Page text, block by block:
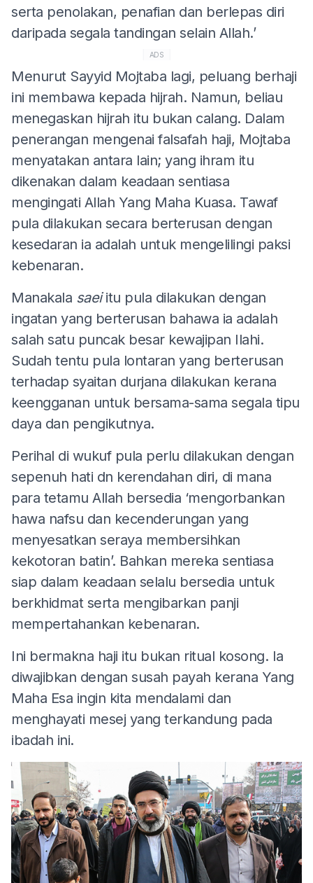
serta penolakan, penafian dan berlepas diri
daripada segala tandingan selain Allah.’
ADS
Menurut Sayyid Mojtaba lagi, peluang berhaji
ini membawa kepada hijrah. Namun, beliau
menegaskan hijrah itu bukan calang. Dalam
penerangan mengenai falsafah haji, Mojtaba
menyatakan antara lain; yang ihram itu
dikenakan dalam keadaan sentiasa
mengingati Allah Yang Maha Kuasa. Tawaf
pula dilakukan secara berterusan dengan
kesedaran ia adalah untuk mengelilingi paksi
kebenaran.
Manakala saeiitu pula dilakukan dengan
ingatan yang berterusan bahawa ia adalah
salah satu puncak besar kewajipan Ilahi.
Sudah tentu pula lontaran yang berterusan
terhadap syaitan durjana dilakukan kerana
keengganan untuk bersama-sama segala tipu
daya dan pengikutnya.
Perihal di wukuf pula perlu dilakukan dengan
sepenuh hati dn kerendahan diri, di mana
para tetamu Allah bersedia ‘mengorbankan
hawa nafsu dan kecenderungan yang
menyesatkan seraya membersihkan
kekotoran batin’. Bahkan mereka sentiasa
siap dalam keadaan selalu bersedia untuk
berkhidmat serta mengibarkan panji
mempertahankan kebenaran.
Ini bermakna haji itu bukan ritual kosong. Ia
diwajibkan dengan susah payah kerana Yang
Maha Esa ingin kita mendalami dan
menghayati mesej yang terkandung pada
ibadah ini.